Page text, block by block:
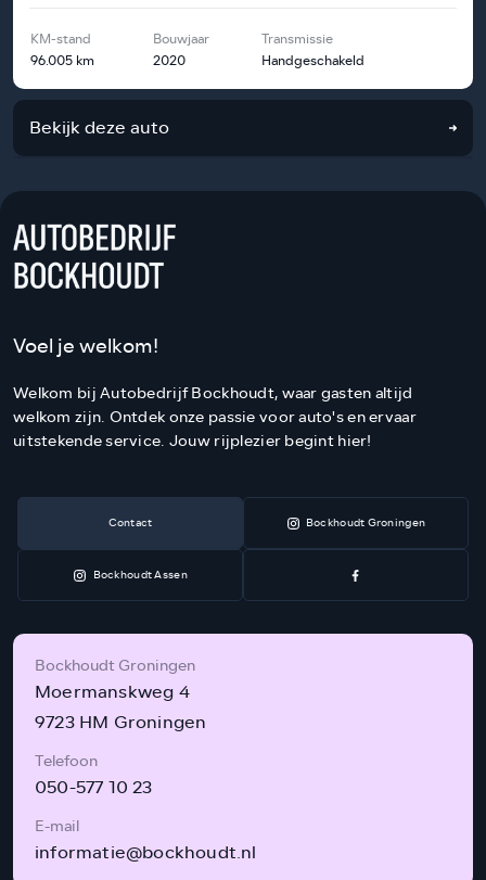
KM-stand
96.005 km
Bouwjaar
2020
Transmissie
Handgeschakeld
Bekijk deze auto
Voel je welkom!
Welkom bij Autobedrijf Bockhoudt, waar gasten altijd
welkom zijn. Ontdek onze passie voor auto's en ervaar
uitstekende service. Jouw rijplezier begint hier!
Contact Bockhoudt Groningen
Bockhoudt Assen
Bockhoudt Groningen
Moermanskweg 4
9723 HM Groningen
Telefoon
050-577 10 23
E-mail
informatie@bockhoudt.nl